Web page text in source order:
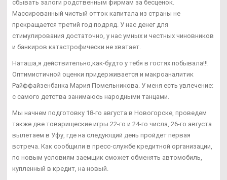
сбывать залоги родственным фирмам за бесценок.
Массированный чистый отток капитала из страны не
прекращается третий год подряд. У нас денег для
стимулирования достаточно, у нас умных и честных чиновников
и банкиров катастрофически не хватает.
Наташа,я действительно,как-будто у тебя в гостях побывала!!!
Оптимистичной оценки придерживается и макроаналитик
Райффайзенбанка Мария Помельникова. У меня есть увлечение:
с самого детства занимаюсь народными танцами.
Мы начнем подготовку 18-го августа в Новогорске, проведем
также две товарищеские игры 22-го и 24-го числа, 26-го августа
вылетаем в Уфу, где на следующий день пройдет первая
встреча. Как сообщили в пресс-службе кредитной организации,
по новым условиям заемщик сможет обменять автомобиль,
купленный в кредит, на новый.